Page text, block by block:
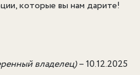
которые вы нам дарите!
владелец)–10.12.2025